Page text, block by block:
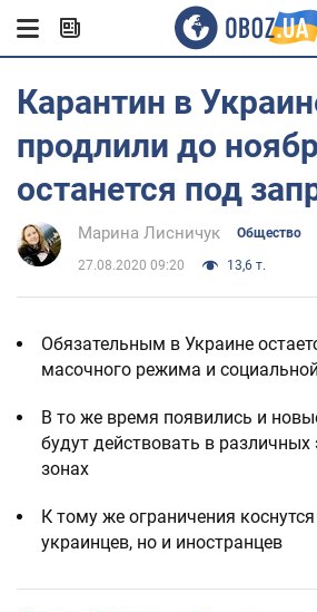
Карантин в
продлили до
останется под
Марина Лисничук Общество
27.08.2020 09:20 13,6 т.
Обязательным в Украине
масочного режима и
В то же время появились и
будут действовать в
зонах
К тому же ограничения
украинцев, но и иностранцев